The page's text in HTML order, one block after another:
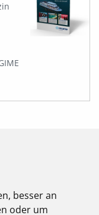
besser an
oder um